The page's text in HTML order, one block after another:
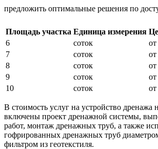
предложить оптимальные решения по
Площадь участка Единица измерения
6
соток
7
соток
8
соток
9
соток
10
соток
В стоимость услуг на устройство дренажа
включены проект дренажной системы,
работ, монтаж дренажных труб, а также
гофрированных дренажных труб
фильтром из геотекстиля.